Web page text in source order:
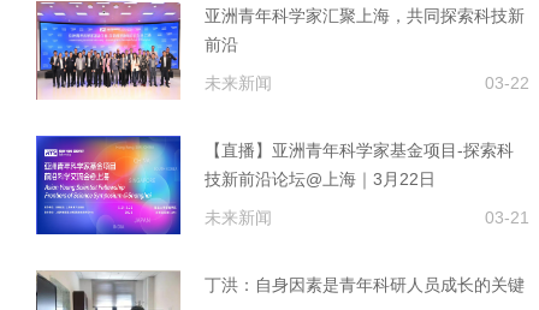
亚洲青年科学家汇聚上海，共同探索科技新
前沿
未来新闻
03-22
【直播】亚洲青年科学家基金项目-探索科
技新前沿论坛@上海｜3月22日
未来新闻
03-21
丁洪：自身因素是青年科研人员成长的关键